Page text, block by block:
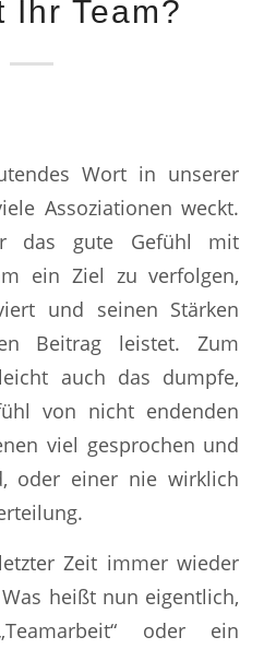
Ihr Team?
Wort in unserer
Assoziationen weckt.
das gute Gefühl mit
ein Ziel zu verfolgen,
und seinen Stärken
Beitrag leistet. Zum
auch das dumpfe,
von nicht endenden
viel gesprochen und
oder einer nie wirklich
Zeit immer wieder
heißt nun eigentlich,
oder ein